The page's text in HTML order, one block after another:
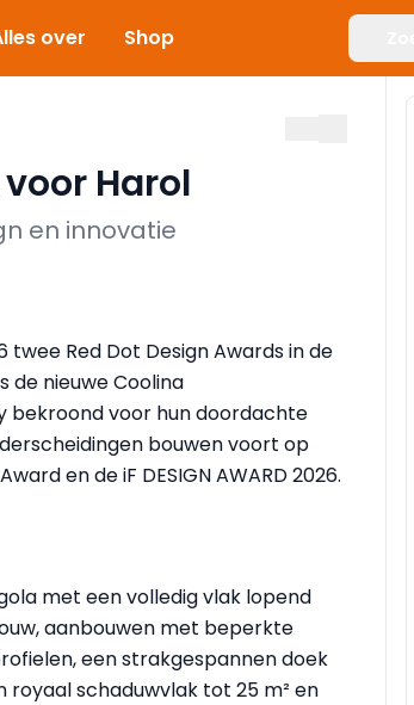
over Shop
Harol
en innovatie
twee Red Dot Design Awards in de
de nieuwe Coolina
bekroond voor hun doordachte
bouwen voort op
en de iF DESIGN AWARD 2026.
met een volledig vlak lopend
aanbouwen met beperkte
een strakgespannen doek
schaduwvlak tot 25 m² en